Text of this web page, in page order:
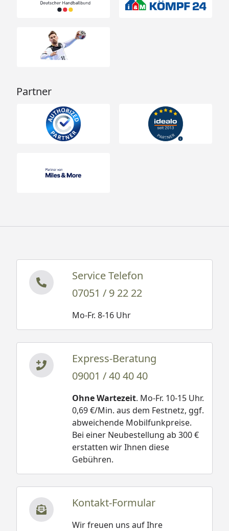
Partner
Service Telefon
07051 / 9 22 22
Mo-Fr. 8-16 Uhr
Express-Beratung
09001 / 40 40 40
Ohne Wartezeit. Mo-Fr. 10-15 Uhr.
0,69 €/Min. aus dem Festnetz, ggf.
abweichende Mobilfunkpreise.
Bei einer Neubestellung ab 300 €
erstatten wir Ihnen diese
Gebühren.
Kontakt-Formular
Wir freuen uns auf Ihre